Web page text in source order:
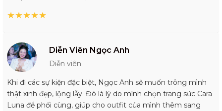
★★★★★
Diễn Viên Ngọc Anh
Diễn viên
Khi đi các sự kiện đặc biệt, Ngọc Anh sẽ muốn trông mình
thật xinh đẹp, lộng lẫy. Đó là lý do mình chọn trang sức Cara
Luna để phối cùng, giúp cho outfit của mình thêm sang